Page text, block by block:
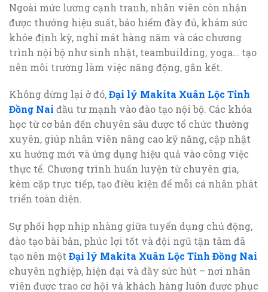
Ngoài mức lương cạnh tranh, nhân viên còn nhận
được thưởng hiệu suất, bảo hiểm đầy đủ, khám sức
khỏe định kỳ, nghỉ mát hàng năm và các chương
trình nội bộ như sinh nhật, teambuilding, yoga… tạo
nên môi trường làm việc năng động, gắn kết.
Không dừng lại ở đó,Đại lý Makita Xuân Lộc Tỉnh
Đồng Nai đầu tư mạnh vào đào tạo nội bộ. Các khóa
học từ cơ bản đến chuyên sâu được tổ chức thường
xuyên, giúp nhân viên nâng cao kỹ năng, cập nhật
xu hướng mới và ứng dụng hiệu quả vào công việc
thực tế. Chương trình huấn luyện từ chuyên gia,
kèm cặp trực tiếp, tạo điều kiện để mỗi cá nhân phát
triển toàn diện.
Sự phối hợp nhịp nhàng giữa tuyển dụng chủ động,
đào tạo bài bản, phúc lợi tốt và đội ngũ tận tâm đã
tạo nên một Đại lý Makita Xuân Lộc Tỉnh Đồng Nai
chuyên nghiệp, hiện đại và đầy sức hút – nơi nhân
viên được trao cơ hội và khách hàng luôn được phục